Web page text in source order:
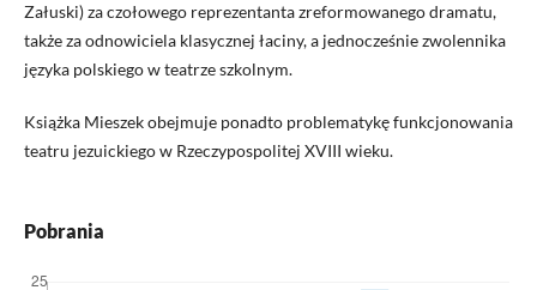
Załuski) za czołowego reprezentanta zreformowanego dramatu,
także za odnowiciela klasycznej łaciny, a jednocześnie zwolennika
języka polskiego w teatrze szkolnym.
Książka Mieszek obejmuje ponadto problematykę funkcjonowania
teatru jezuickiego w Rzeczypospolitej XVIII wieku.
Pobrania